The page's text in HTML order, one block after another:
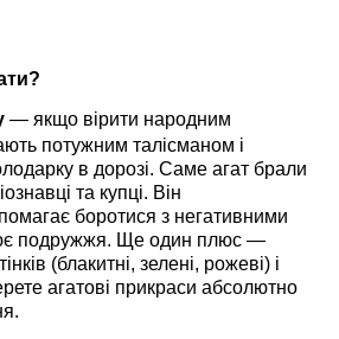
— якщо вірити народним
потужним талісманом і
в дорозі. Саме агат брали
та купці. Він
боротися з негативними
подружжя. Ще один плюс —
(блакитні, зелені, рожеві) і
агатові прикраси абсолютно